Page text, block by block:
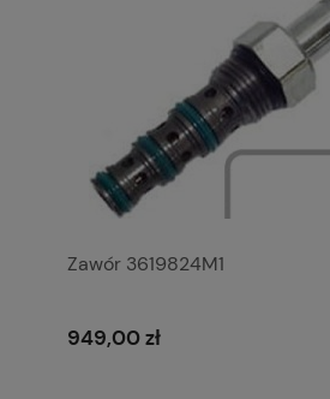
Zawór 3619824M1
949,00 zł